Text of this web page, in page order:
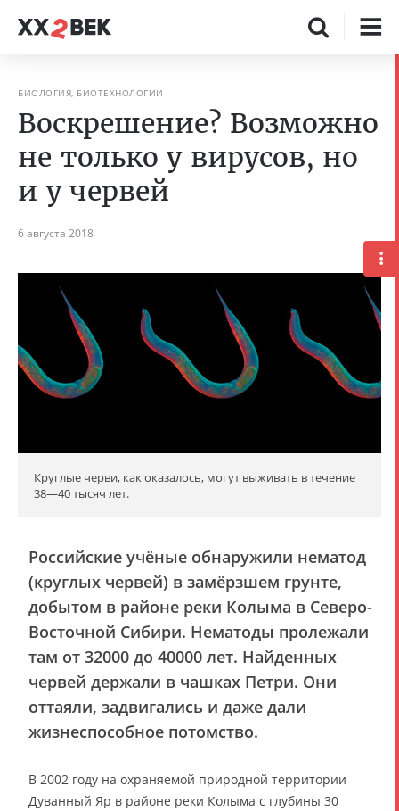
БИОЛОГИЯ, БИОТЕХНОЛОГИИ
Воскрешение? Возможно
не только у вирусов, но
и у червей
6 августа 2018
Круглые черви, как оказалось, могут выживать в течение
38—40 тысяч лет.
Российские учёные обнаружили нематод
(круглых червей) в замёрзшем грунте,
добытом в районе реки Колыма в Северо-
Восточной Сибири. Нематоды пролежали
там от 32000 до 40000 лет. Найденных
червей держали в чашках Петри. Они
оттаяли, задвигались и даже дали
жизнеспособное потомство.
В 2002 году на охраняемой природной территории
Дуванный Яр в районе реки Колыма с глубины 30